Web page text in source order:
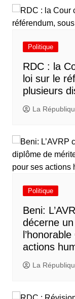
Politique
RDC : la
loi sur le
plusieurs
La
Politique
Beni:
décerne
actions
La